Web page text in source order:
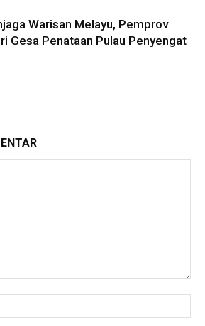
Warisan Melayu, Pemprov
Gesa Penataan Pulau Penyengat